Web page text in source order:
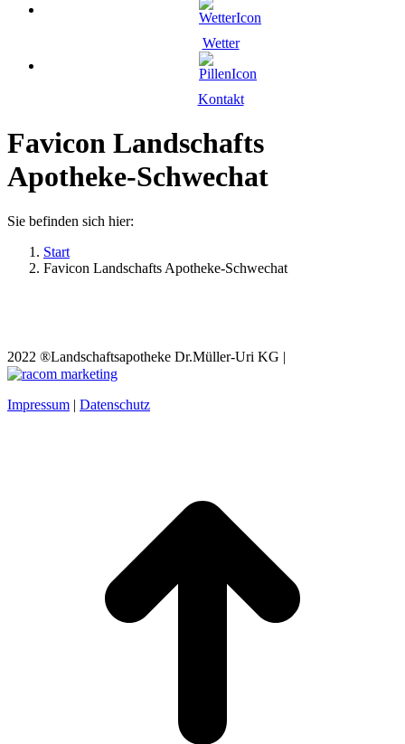
Wetter
Kontakt
Favicon Landschafts
Apotheke-Schwechat
Sie befinden sich hier:
Start
Favicon Landschafts Apotheke-Schwechat
2022 ®Landschaftsapotheke Dr.Müller-Uri KG |
Impressum | Datenschutz